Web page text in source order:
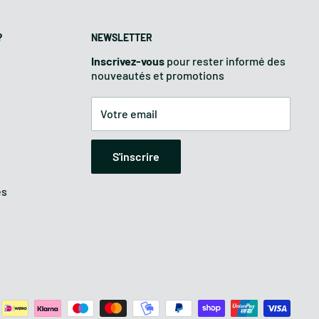
NEWSLETTER
Inscrivez-vous pour rester informé des
nouveautés et promotions
Votre email
S'inscrire